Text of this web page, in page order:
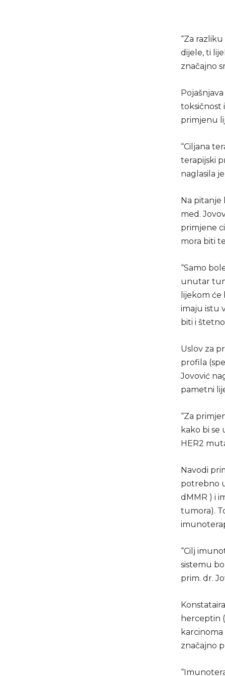
“Za
dijele, ti
značajno
toksičnost
primjenu
“Ciljana
terapijski
naglasila je.
Na pitanje
med.
primjene
mora biti
“Samo
unutar
lijekom
imaju istu
biti i
Uslov za
profila
Jovović
pametni
“Za
kako bi se
HER2
Navodi
potrebno
dMMR ) i
tumora).
“Cilj
sistemu
prim. dr.
herceptin
značajno